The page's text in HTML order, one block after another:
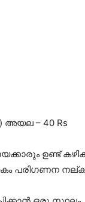
– 40 Rs
ഉണ്ട്
പരിഗണന